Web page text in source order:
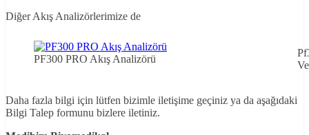
Diğer Akış Analizörlerimize de
PF300 PRO Akış Analizörü
Daha fazla bilgi için lütfen bizimle iletişime geçiniz ya da aşağıdaki
Bilgi Talep formunu bizlere iletiniz.